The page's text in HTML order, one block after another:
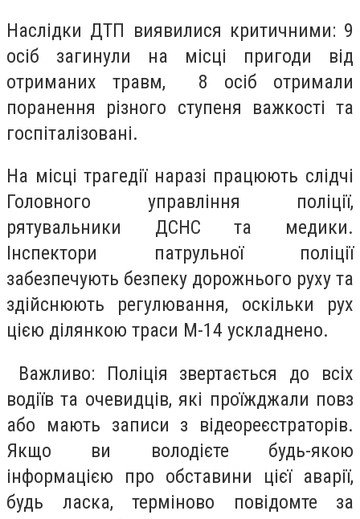
Наслідки ДТП виявилися критичними: 9
осіб загинули на місці пригоди від
отриманих травм, 8 осіб отримали
поранення різного ступеня важкості та
госпіталізовані.
На місці трагедії наразі працюють слідчі
Головного управління поліції,
рятувальники ДСНС та медики.
Інспектори патрульної поліції
забезпечують безпеку дорожнього руху та
здійснюють регулювання, оскільки рух
цією ділянкою траси М-14 ускладнено.
Важливо: Поліція звертається до всіх
водіїв та очевидців, які проїжджали повз
або мають записи з відеореєстраторів.
Якщо ви володієте будь-якою
інформацією про обставини цієї аварії,
будь ласка, терміново повідомте за